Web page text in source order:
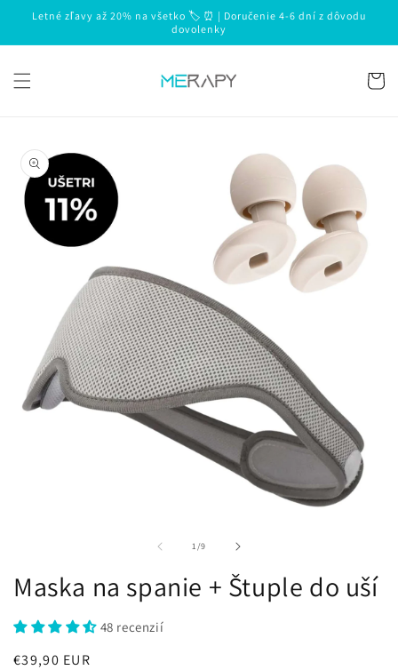
na
Letné zľavy až 20% na všetko 🏷️ ⏰ | Doručenie 4-6 dní z dôvodu
dovolenky
Košík
informácie
o produkte
okne
1/z9
Maska na spanie + Štuple do uší
48 recenzií
Normálna
€39,90 EUR